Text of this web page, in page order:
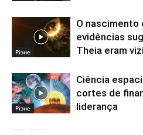
Різне
O nascimento
evidências
Theia eram
Різне
Ciência
cortes de
liderança